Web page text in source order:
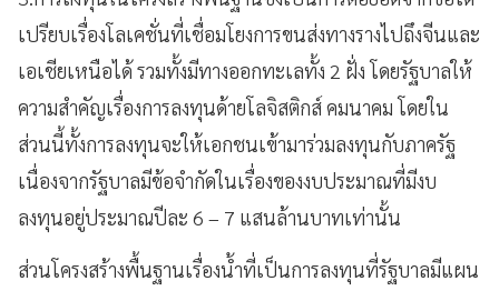
เปรียบเรื่องโลเคชั่นที่เชื่อมโยงการขนส่งทางรางไปถึงจีนและ
เอเชียเหนือได้ รวมทั้งมีทางออกทะเลทั้ง 2 ฝั่ง โดยรัฐบาลให้
ความสำคัญเรื่องการลงทุนด้ายโลจิสติกส์ คมนาคม โดยใน
ส่วนนี้ทั้งการลงทุนจะให้เอกชนเข้ามาร่วมลงทุนกับภาครัฐ
เนื่องจากรัฐบาลมีข้อจำกัดในเรื่องของงบประมาณที่มีงบ
ลงทุนอยู่ประมาณปีละ 6 – 7 แสนล้านบาทเท่านั้น
ส่วนโครงสร้างพื้นฐานเรื่องน้ำที่เป็นการลงทุนที่รัฐบาลมีแผน